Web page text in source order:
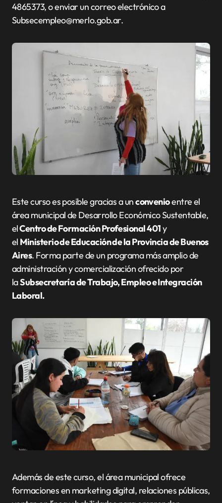
4865373, o enviar un correo electrónico a
Subsecempleo@merlo.gob.ar.
Este curso es posible gracias a unconvenioentre el
área municipal de Desarrollo Económico Sustentable,
elCentro de Formación Profesional 401y
el Ministerio de Educación de la Provincia de Buenos
Aires. Forma parte de un programa más amplio de
administración y comercialización ofrecido por
laSubsecretaría de Trabajo, Empleo e Integración
Laboral.
Además de este curso, el área municipal ofrece
formaciones en marketing digital, relaciones públicas,